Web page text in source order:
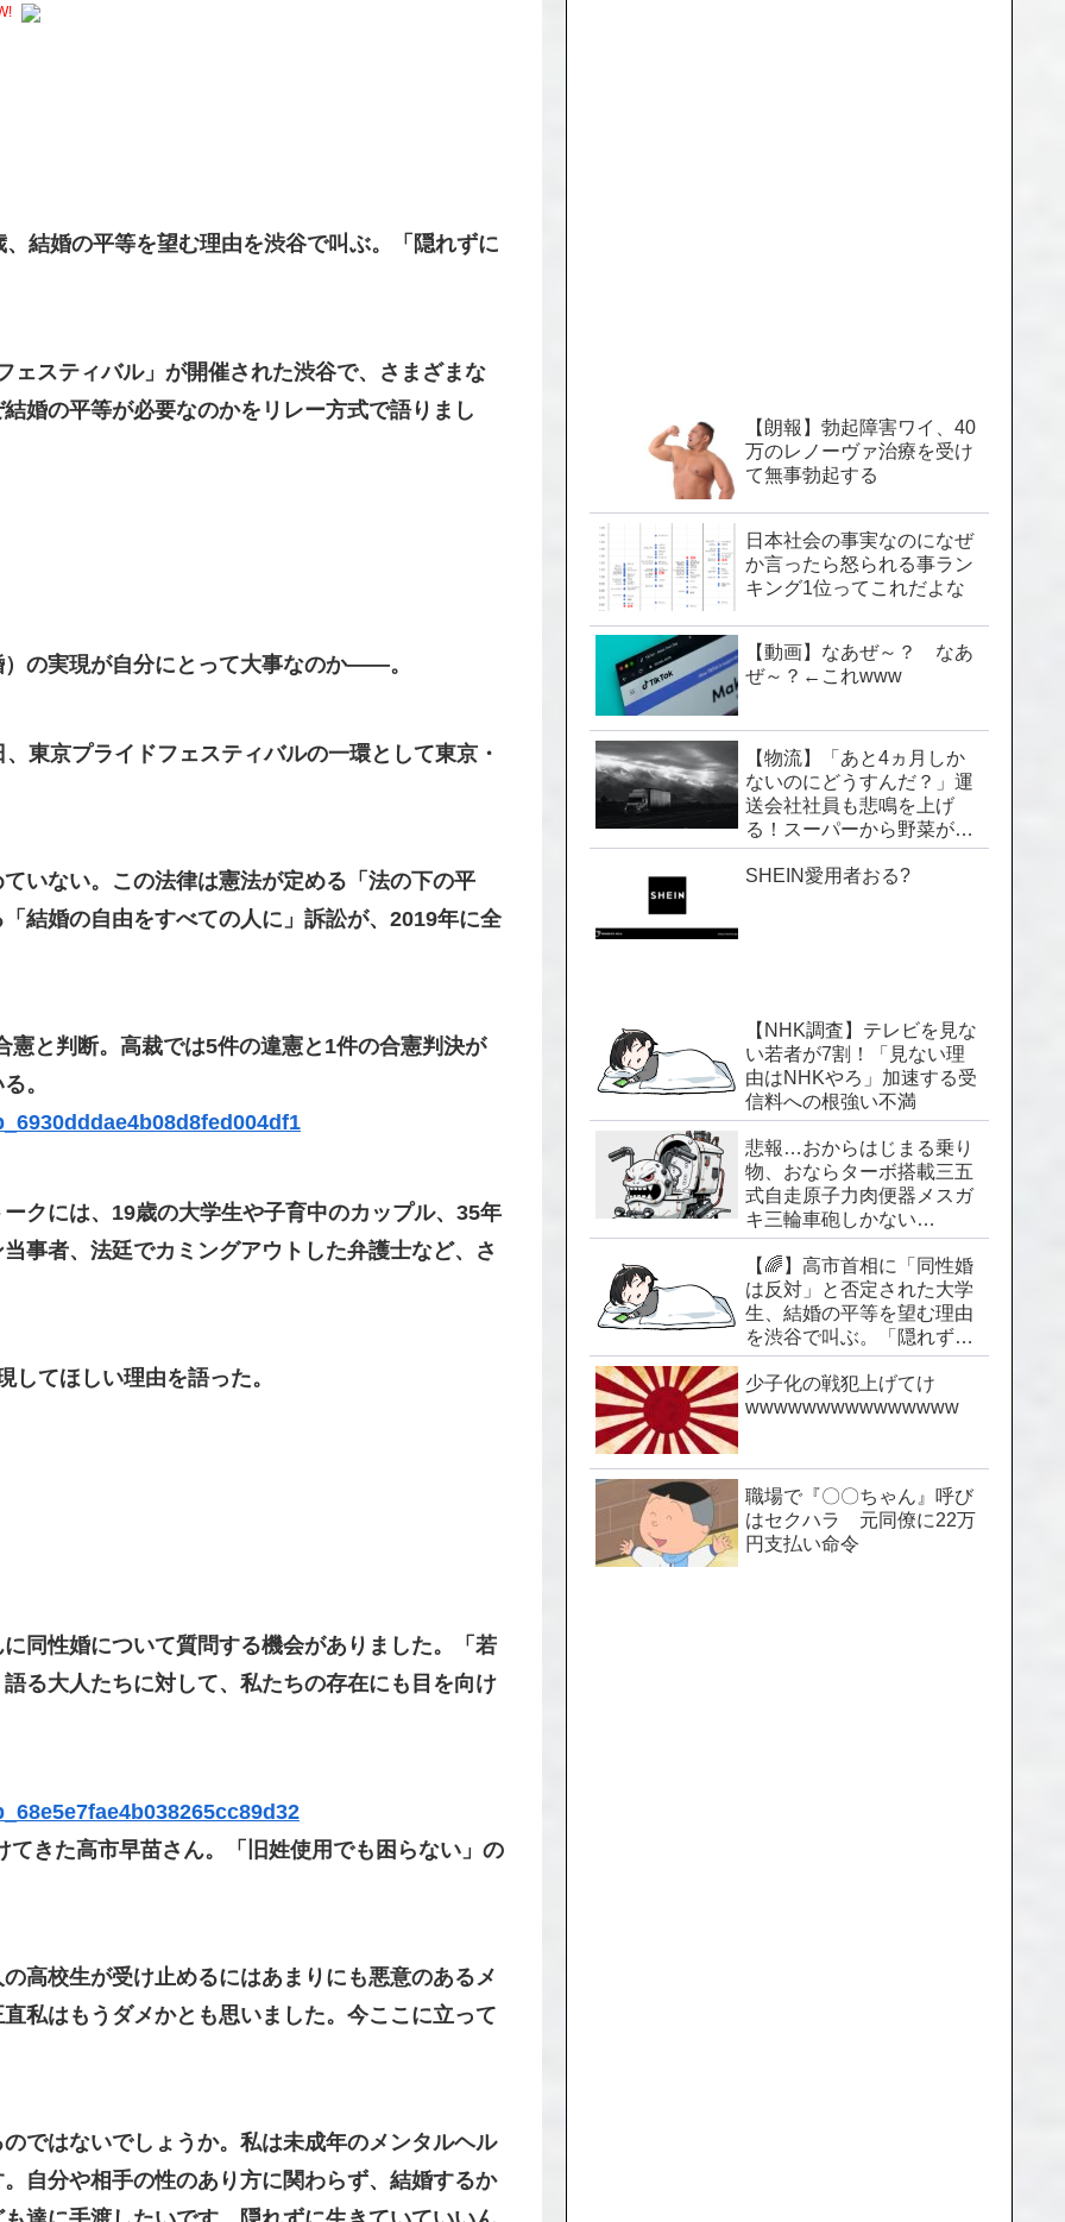
結婚の平等を望む理由を渋谷で叫ぶ。「隠れずに
スティバル」が開催された渋谷で、さまざまな
婚の平等が必要なのかをリレー方式で語りまし
の実現が自分にとって大事なのか――。
東京プライドフェスティバルの一環として東京・
いない。この法律は憲法が定める「法の下の平
結婚の自由をすべての人に」訴訟が、2019年に全
と判断。高裁では5件の違憲と1件の合憲判決が
。
クには、19歳の大学生や子育中のカップル、35年
事者、法廷でカミングアウトした弁護士など、さ
てほしい理由を語った。
同性婚について質問する機会がありました。「若
る大人たちに対して、私たちの存在にも目を向け
きた高市早苗さん。「旧姓使用でも困らない」の
高校生が受け止めるにはあまりにも悪意のあるメ
私はもうダメかとも思いました。今ここに立って
ではないでしょうか。私は未成年のメンタルヘル
自分や相手の性のあり方に関わらず、結婚するか
【朗報】勃起障害ワイ、40
万のレノーヴァ治療を受け
て無事勃起する
日本社会の事実なのになぜ
か言ったら怒られる事ラン
キング1位ってこれだよな
【動画】なあぜ～？ なあ
ぜ～？←これwww
【物流】「あと4ヵ月しか
ないのにどうすんだ？」運
送会社社員も悲鳴を上げ
る！スーパーから野菜が消
える「2024年問題」のヤバ
い実情
SHEIN愛用者おる?
【NHK調査】テレビを見な
い若者が7割！「見ない理
由はNHKやろ」加速する受
信料への根強い不満
悲報…おからはじまる乗り
物、おならターボ搭載三五
式自走原子力肉便器メスガ
キ三輪車砲しかない…
【🌈】高市首相に「同性婚
は反対」と否定された大学
生、結婚の平等を望む理由
を渋谷で叫ぶ。「隠れずに
生きられる社会を」
少子化の戦犯上げてけ
wwwwwwwwwwwwwww
職場で『〇〇ちゃん』呼び
はセクハラ 元同僚に22万
円支払い命令